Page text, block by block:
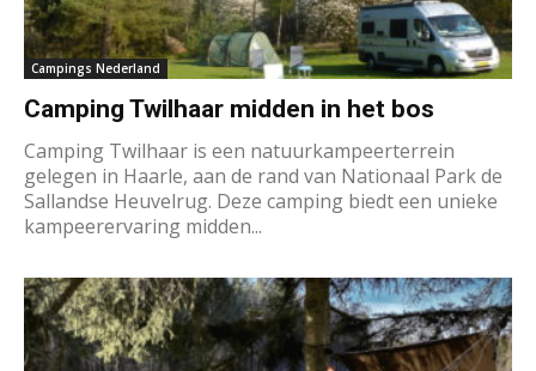
Campings Nederland
Camping Twilhaar midden in het bos
Camping Twilhaar is een natuurkampeerterrein
gelegen in Haarle, aan de rand van Nationaal Park de
Sallandse Heuvelrug. Deze camping biedt een unieke
kampeerervaring midden...